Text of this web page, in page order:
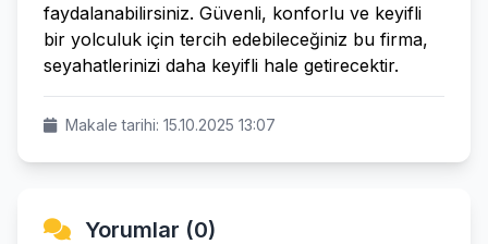
faydalanabilirsiniz. Güvenli, konforlu ve keyifli
bir yolculuk için tercih edebileceğiniz bu firma,
seyahatlerinizi daha keyifli hale getirecektir.
Makale tarihi: 15.10.2025 13:07
Yorumlar (0)